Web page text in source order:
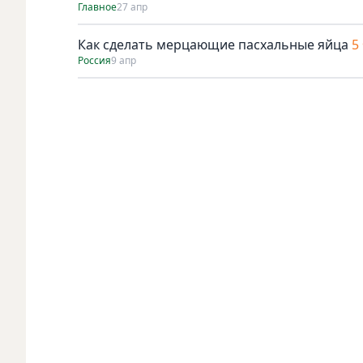
Главное27 апр
Как сделать мерцающие пасхальные яйца
Россия9 апр